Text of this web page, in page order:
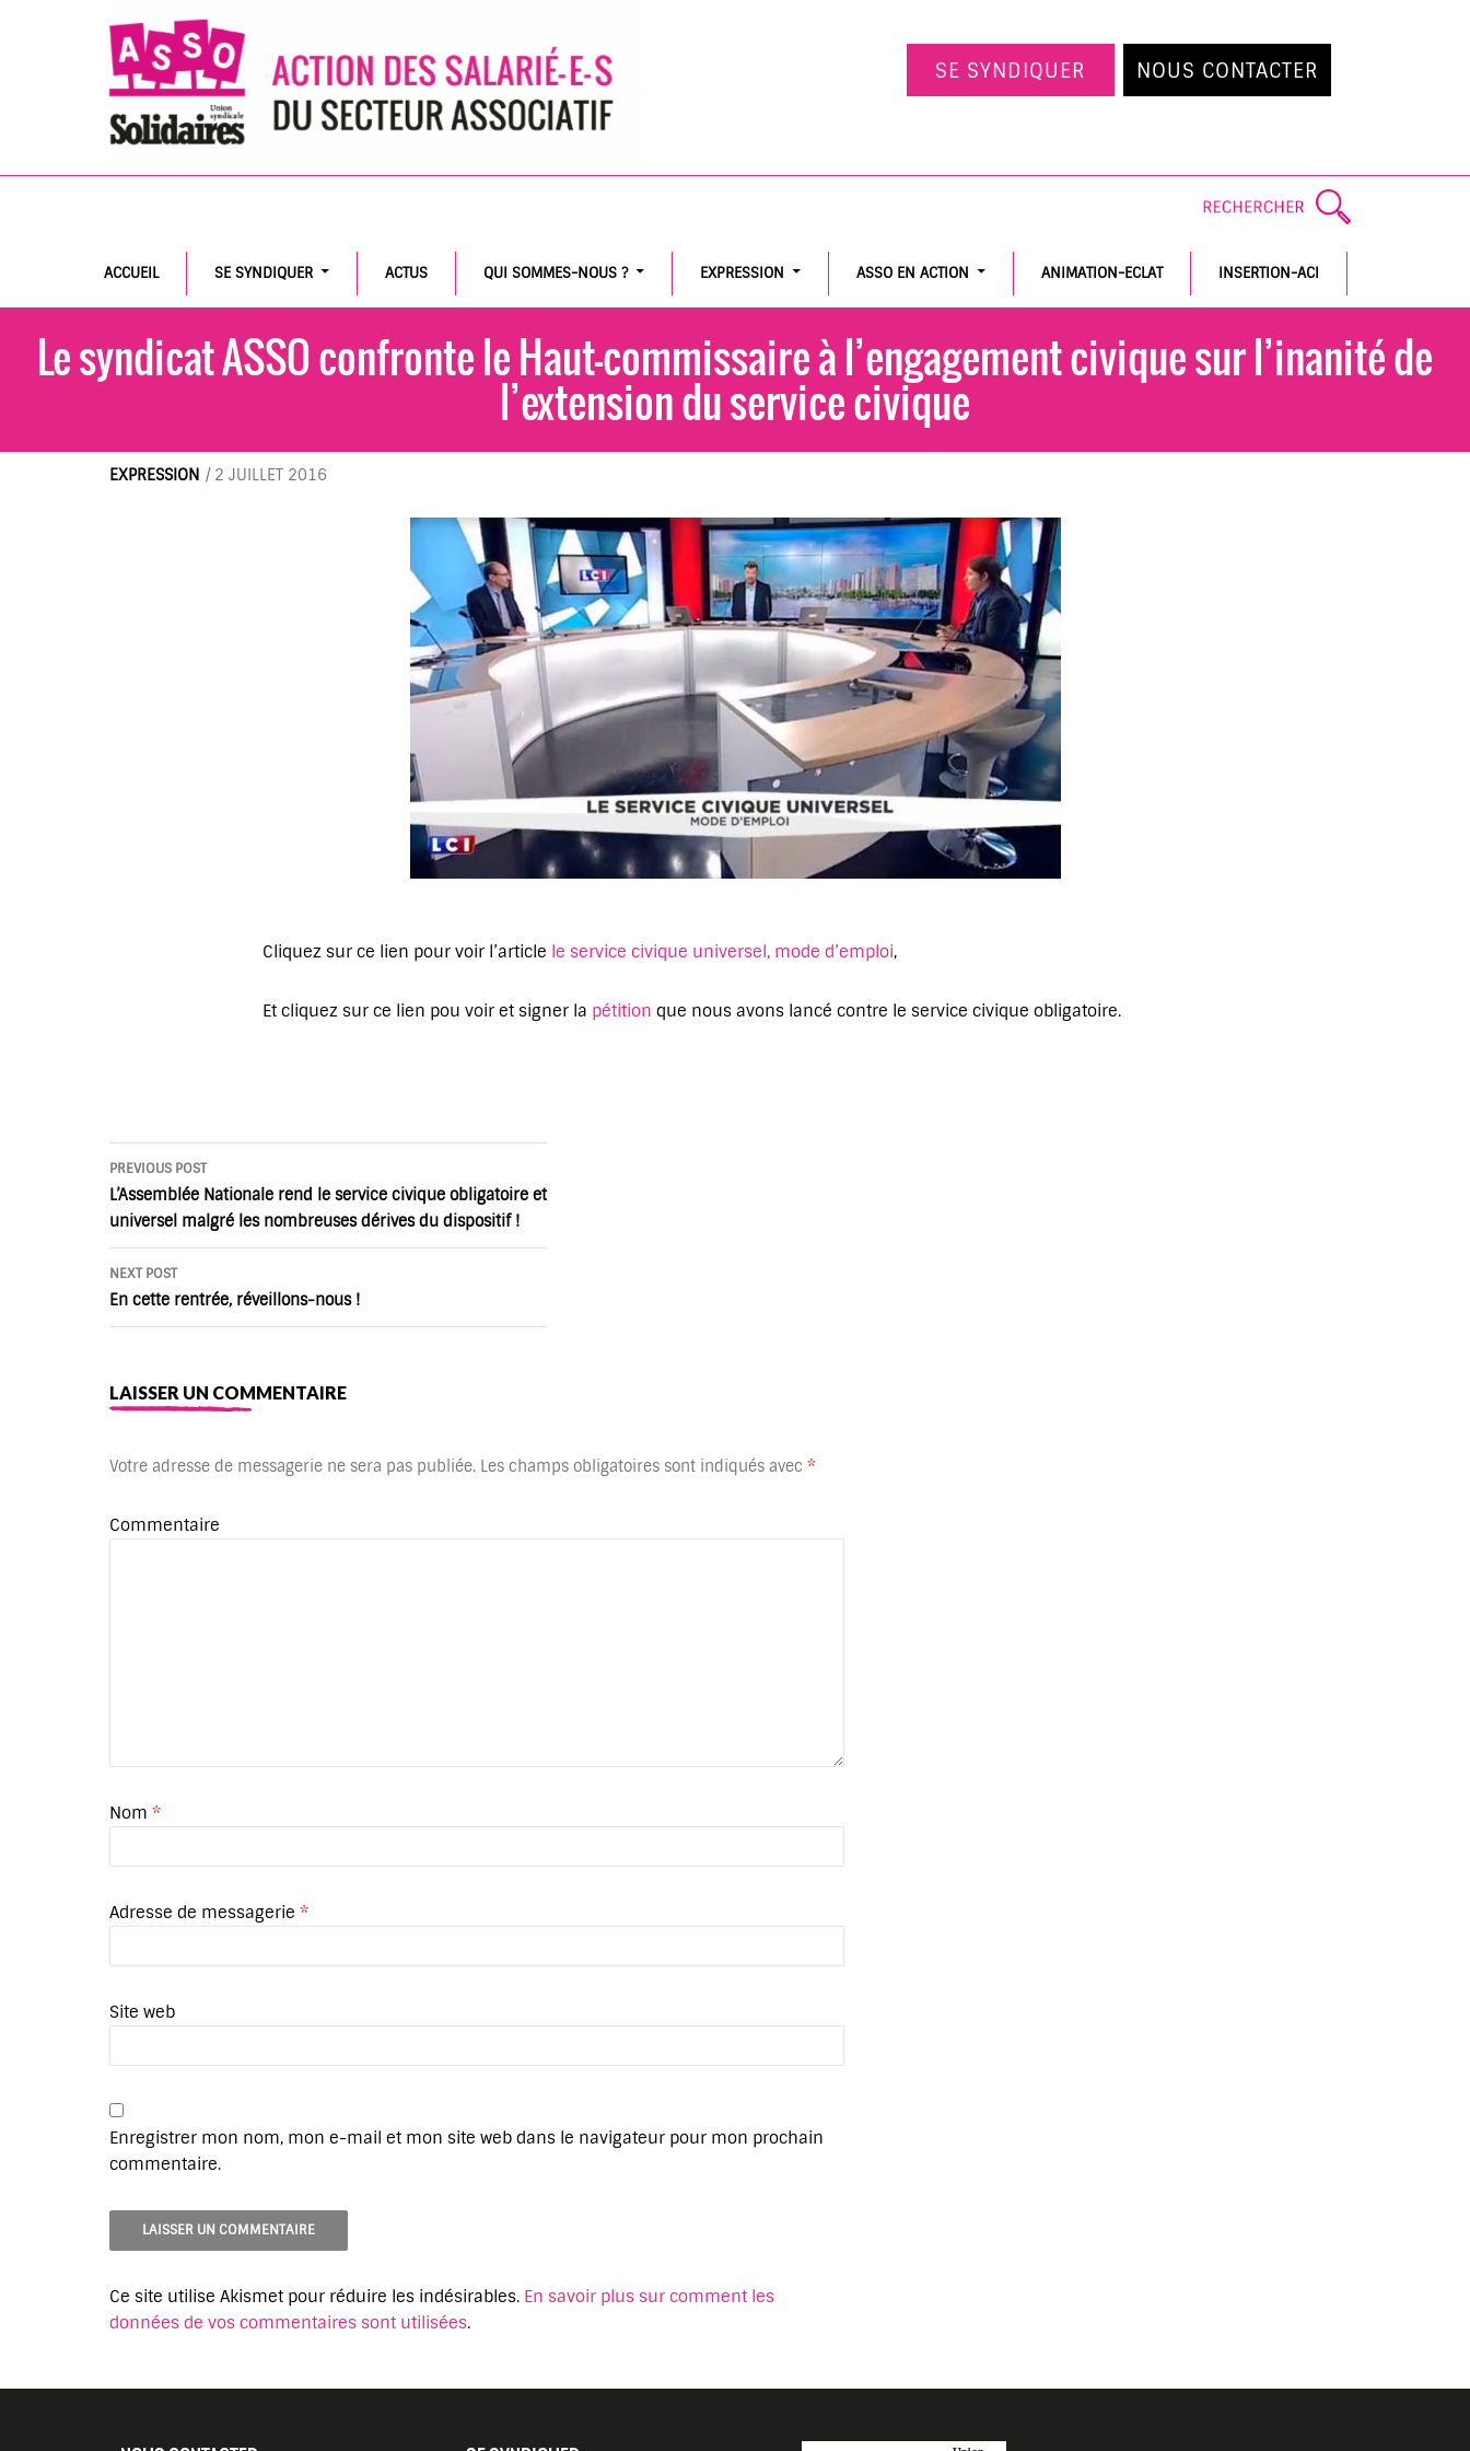
SE SYNDIQUER NOUS CONTACTER
ACCUEIL SE SYNDIQUER ACTUS QUI SOMMES-NOUS ? EXPRESSION ASSO EN ACTION ANIMATION-ECLAT INSERTION-ACI
Le syndicat ASSO confronte le Haut-commissaire à l’engagement civique sur l’inanité de
l’extension du service civique
EXPRESSION / 2 JUILLET 2016
Cliquez sur ce lien pour voir l’article le service civique universel, mode d’emploi,
Et cliquez sur ce lien pou voir et signer la pétition que nous avons lancé contre le service civique obligatoire.
Post
navigation
PREVIOUS POST
L’Assemblée Nationale rend le service civique obligatoire et
universel malgré les nombreuses dérives du dispositif !
NEXT POST
En cette rentrée, réveillons-nous !
LAISSER UN COMMENTAIRE
Votre adresse de messagerie ne sera pas publiée. Les champs obligatoires sont indiqués avec *
Commentaire
Nom *
Adresse de messagerie *
Site web
Enregistrer mon nom, mon e-mail et mon site web dans le navigateur pour mon prochain
commentaire.
Ce site utilise Akismet pour réduire les indésirables. En savoir plus sur comment les
données de vos commentaires sont utilisées.